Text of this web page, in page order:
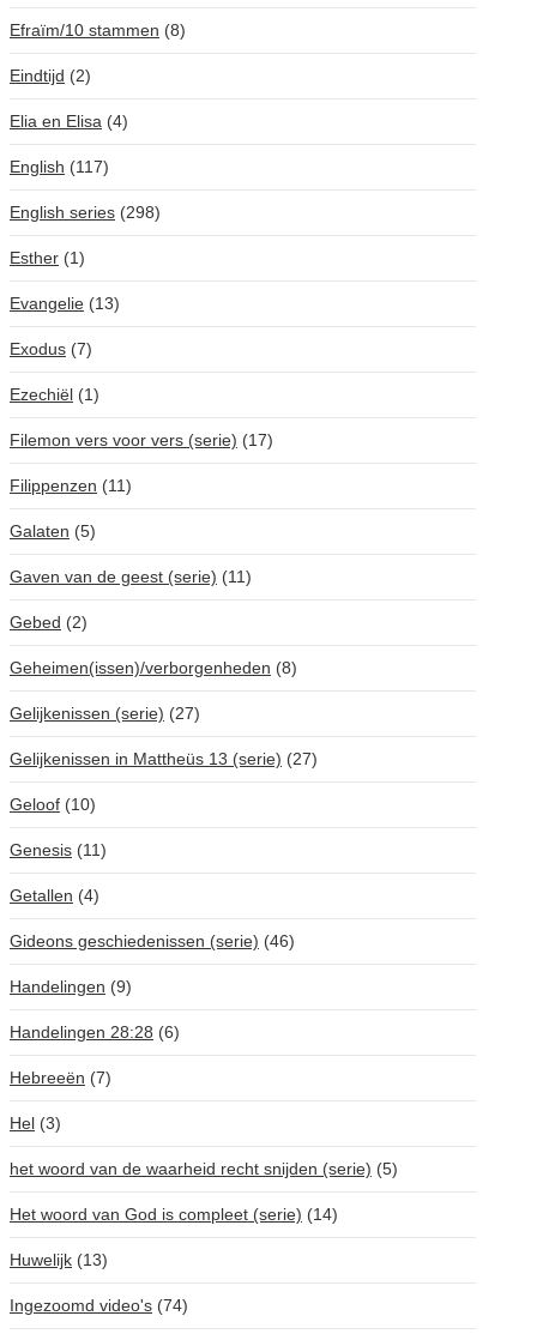
Efraïm/10 stammen (8)
Eindtijd (2)
Elia en Elisa (4)
English (117)
English series (298)
Esther (1)
Evangelie (13)
Exodus (7)
Ezechiël (1)
Filemon vers voor vers (serie) (17)
Filippenzen (11)
Galaten (5)
Gaven van de geest (serie) (11)
Gebed (2)
Geheimen(issen)/verborgenheden (8)
Gelijkenissen (serie) (27)
Gelijkenissen in Mattheüs 13 (serie) (27)
Geloof (10)
Genesis (11)
Getallen (4)
Gideons geschiedenissen (serie) (46)
Handelingen (9)
Handelingen 28:28 (6)
Hebreeën (7)
Hel (3)
het woord van de waarheid recht snijden (serie) (5)
Het woord van God is compleet (serie) (14)
Huwelijk (13)
Ingezoomd video's (74)